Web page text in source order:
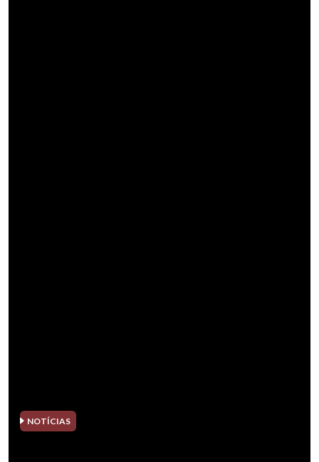
NOTÍCIAS